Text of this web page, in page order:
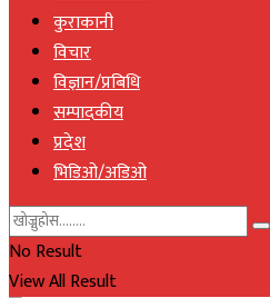
कुराकानी
विचार
विज्ञान/प्रबिधि
सम्पादकीय
प्रदेश
भिडिओ/अडिओ
No Result
View All Result